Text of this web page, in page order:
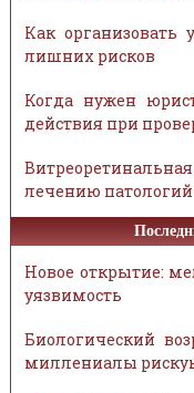
Как организовать
лишних рисков
Когда нужен
действия при
лечению патологий
Новое открытие:
уязвимость
Биологический
миллениалы